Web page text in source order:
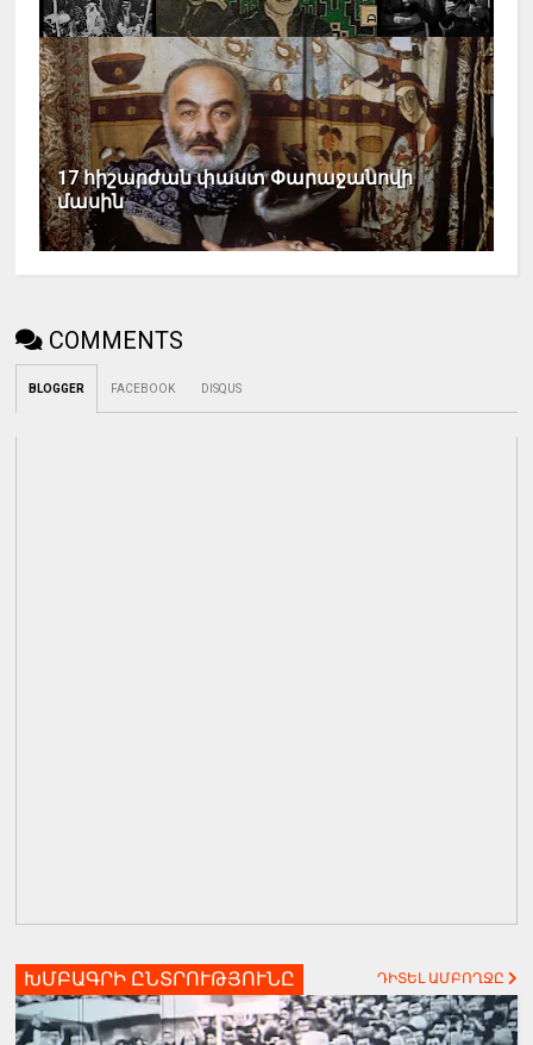
17 հիշարժան փաստ Փարաջանովի
մասին
COMMENTS
BLOGGER FACEBOOK DISQUS
ԽՄԲԱԳՐԻ ԸՆՏՐՈՒԹՅՈՒՆԸ ԴԻՏԵԼ ԱՄԲՈՂՋԸ